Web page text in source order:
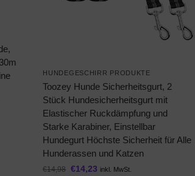
HUNDEGESCHIRR PRODUKTE
Toozey Hunde Sicherheitsgurt, 2
Stück Hundesicherheitsgurt mit
Elastischer Ruckdämpfung und
Starke Karabiner, Einstellbar
Hundegurt Höchste Sicherheit für Alle
Hunderassen und Katzen
€14,98 €14,23 inkl. MwSt.